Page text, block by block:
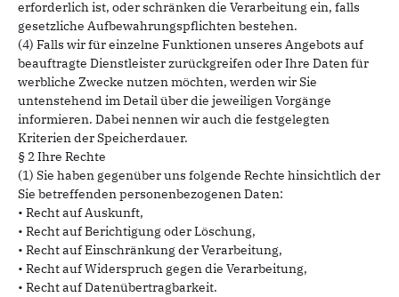
erforderlich ist, oder schränken die Verarbeitung ein, falls
gesetzliche Aufbewahrungspflichten bestehen.
(4) Falls wir für einzelne Funktionen unseres Angebots auf
beauftragte Dienstleister zurückgreifen oder Ihre Daten für
werbliche Zwecke nutzen möchten, werden wir Sie
untenstehend im Detail über die jeweiligen Vorgänge
informieren. Dabei nennen wir auch die festgelegten
Kriterien der Speicherdauer.
§ 2 Ihre Rechte
(1) Sie haben gegenüber uns folgende Rechte hinsichtlich der
Sie betreffenden personenbezogenen Daten:
• Recht auf Auskunft,
• Recht auf Berichtigung oder Löschung,
• Recht auf Einschränkung der Verarbeitung,
• Recht auf Widerspruch gegen die Verarbeitung,
• Recht auf Datenübertragbarkeit.